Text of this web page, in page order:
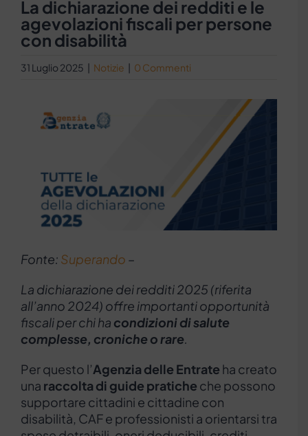
La dichiarazione dei redditi e le
agevolazioni fiscali per persone
con disabilità
31 Luglio 2025 | Notizie | 0 Commenti
immagine
Fonte: Superando –
La dichiarazione dei redditi 2025 (riferita
all’anno 2024) offre importanti opportunità
fiscali per chi ha condizioni di salute
complesse, croniche o rare.
Per questo l’Agenzia delle Entrate ha creato
una raccolta di guide pratiche che possono
supportare cittadini e cittadine con
disabilità, CAF e professionisti a orientarsi tra